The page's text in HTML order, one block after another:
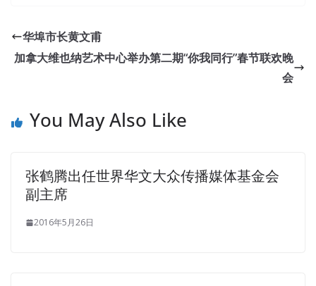
华埠市长黄文甫
加拿大维也纳艺术中心举办第二期“你我同行”春节联欢晚
会
You May Also Like
张鹤腾出任世界华文大众传播媒体基金会
副主席
2016年5月26日